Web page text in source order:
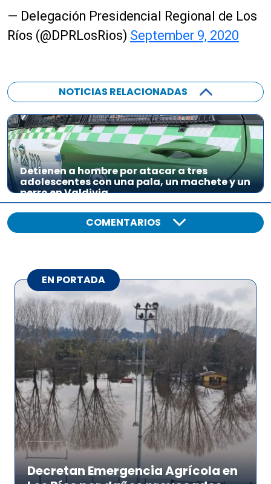
— Delegación Presidencial Regional de Los
Ríos (@DPRLosRios) September 9, 2020
NOTICIAS RELACIONADAS
Detienen a hombre por atacar a tres
adolescentes con una pala, un machete y un
perro en Valdivia
COMENTARIOS
EN PORTADA
Decretan Emergencia Agrícola en